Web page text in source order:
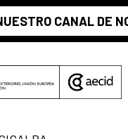
CANAL DE